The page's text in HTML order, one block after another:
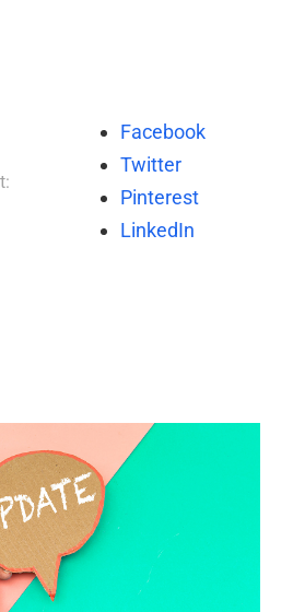
Facebook
Twitter
Pinterest
LinkedIn